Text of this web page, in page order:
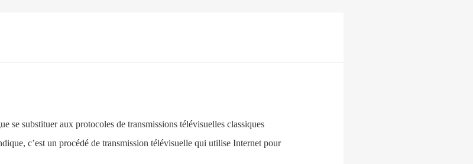
substituer aux protocoles de transmissions télévisuelles classiques
c’est un procédé de transmission télévisuelle qui utilise Internet pour